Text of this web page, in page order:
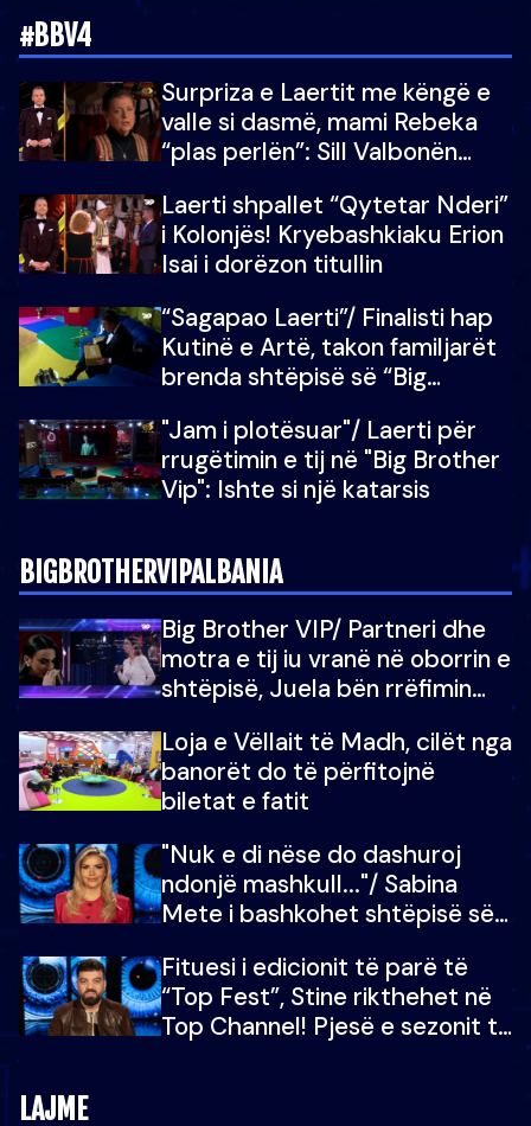
#BBV4
Surpriza e Laertit me këngë e
valle si dasmë, mami Rebeka
“plas perlën”: Sill Valbonën
Laerti shpallet “Qytetar Nderi”
i Kolonjës! Kryebashkiaku Erion
Isai i dorëzon titullin
“Sagapao Laerti”/ Finalisti hap
Kutinë e Artë, takon familjarët
brenda shtëpisë së “Big
"Jam i plotësuar"/ Laerti për
rrugëtimin e tij në "Big Brother
Vip": Ishte si një katarsis
BIGBROTHERVIPALBANIA
Big Brother VIP/ Partneri dhe
motra e tij iu vranë në oborrin e
shtëpisë, Juela bën rrëfimin
do të martoheshim, por zemra
mu copëtua
Loja e Vëllait të Madh, cilët nga
banorët do të përfitojnë
biletat e fatit
"Nuk e di nëse do dashuroj
ndonjë mashkull..."/ Sabina
Mete i bashkohet shtëpisë së
për në fund!
Fituesi i edicionit të parë të
“Top Fest”, Stine rikthehet në
Top Channel! Pjesë e sezonit të
LAJME